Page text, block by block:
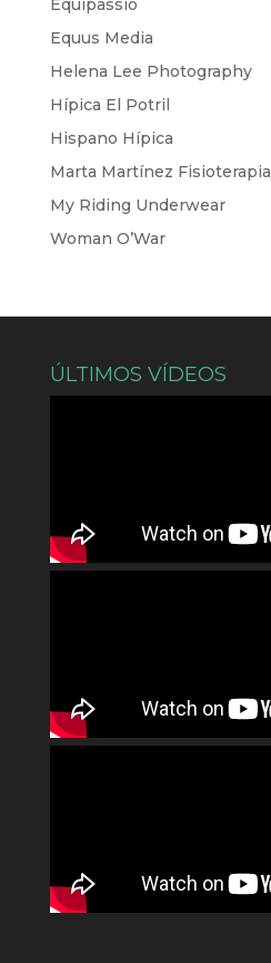
Equipassio
Equus Media
Helena Lee Photography
Hípica El Potril
Hispano Hípica
Marta Martínez Fisioterapia
My Riding Underwear
Woman O’War
ÚLTIMOS VÍDEOS